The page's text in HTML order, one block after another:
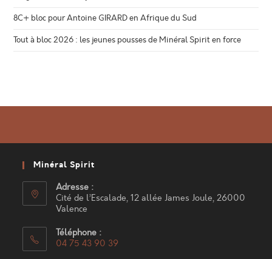
8C+ bloc pour Antoine GIRARD en Afrique du Sud
Tout à bloc 2026 : les jeunes pousses de Minéral Spirit en force
Minéral Spirit
Adresse :
Cité de l’Escalade, 12 allée James Joule, 26000
Valence
Téléphone :
04 75 43 90 39